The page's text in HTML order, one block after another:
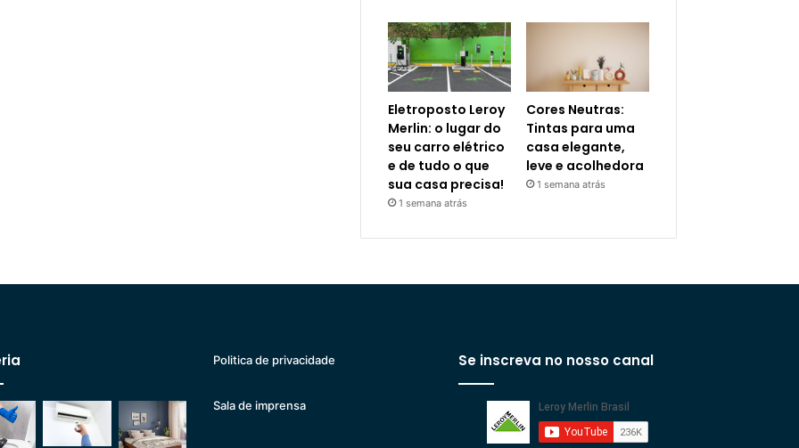
Eletroposto Leroy
Merlin: o lugar do
seu carro elétrico
e de tudo o que
sua casa precisa!
1 semana atrás
Cores Neutras:
Tintas para uma
casa elegante,
leve e acolhedora
1 semana atrás
Politica de privacidade
Sala de imprensa
Se inscreva no nosso canal